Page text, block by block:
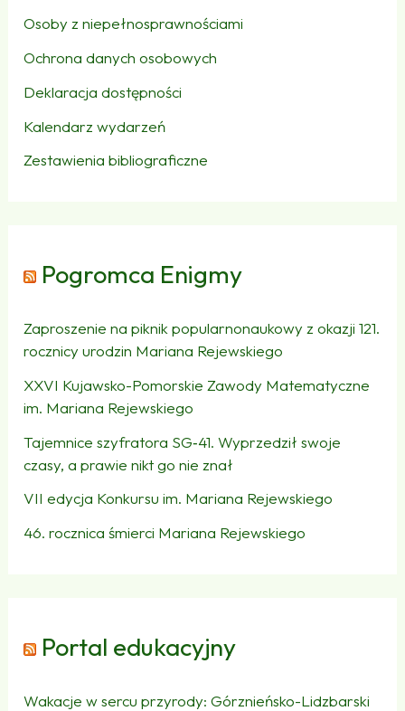
Osoby z niepełnosprawnościami
Ochrona danych osobowych
Deklaracja dostępności
Kalendarz wydarzeń
Zestawienia bibliograficzne
Pogromca Enigmy
Zaproszenie na piknik popularnonaukowy z okazji 121.
rocznicy urodzin Mariana Rejewskiego
XXVI Kujawsko-Pomorskie Zawody Matematyczne
im. Mariana Rejewskiego
Tajemnice szyfratora SG‑41. Wyprzedził swoje
czasy, a prawie nikt go nie znał
VII edycja Konkursu im. Mariana Rejewskiego
46. rocznica śmierci Mariana Rejewskiego
Portal edukacyjny
Wakacje w sercu przyrody: Górznieńsko-Lidzbarski